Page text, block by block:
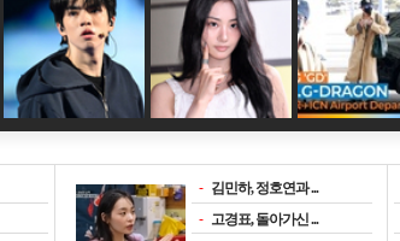
- 김민하, 정호연과 ...
- 고경표, 돌아가신 ...